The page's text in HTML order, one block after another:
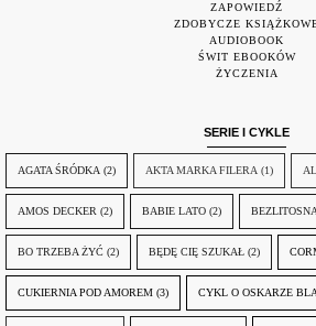
ZAPOWIEDŹ
ZDOBYCZE
AUDIOBOOK
ŚWIT EBOOKÓW
ŻYCZENIA
SERIE I CYKLE
AGATA ŚRÓDKA (2) AKTA MARKA FILERA (1)
AMOS DECKER (2) BABIE LATO (2)
BO TRZEBA ŻYĆ (2) BĘDĘ CIĘ SZUKAŁ (2)
CUKIERNIA POD AMOREM (3) CYKL O OSKARZE